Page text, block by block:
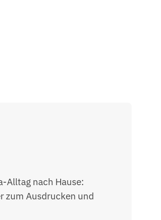
Alltag nach Hause:
zum Ausdrucken und